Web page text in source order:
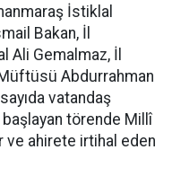
İstiklal
Bakan, İl
Ali Gemalmaz, İl
Abdurrahman
vatandaş
başlayan törende Millî
ve ahirete irtihal eden